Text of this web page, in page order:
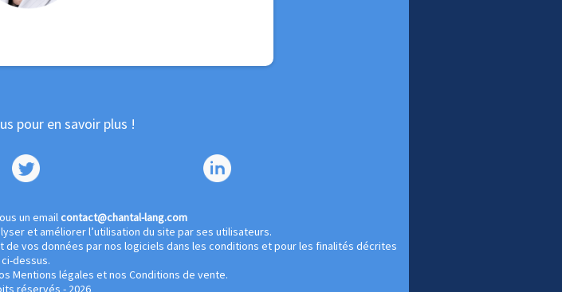
pour en savoir plus !
un emailcontact@chantal-lang.com
et améliorer l’utilisation du site par ses utilisateurs.
vos données par nos logiciels dans les conditions et pour les finalités décrites
ci-dessus.
Mentions légales et nos Conditions de vente.
réservés - 2026